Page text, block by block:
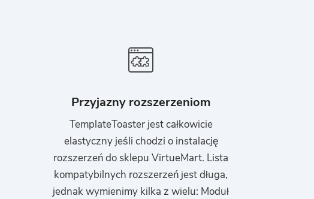
Przyjazny rozszerzeniom
TemplateToaster jest całkowicie
elastyczny jeśli chodzi o instalację
rozszerzeń do sklepu VirtueMart. Lista
kompatybilnych rozszerzeń jest długa,
jednak wymienimy kilka z wielu: Moduł